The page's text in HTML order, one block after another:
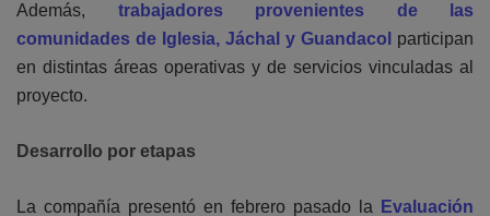
Además, trabajadores provenientes de las
comunidades de Iglesia, Jáchal y Guandacol
participan
en distintas áreas operativas y de servicios vinculadas al
proyecto.
Desarrollo por etapas
La compañía presentó en febrero pasado la
Evaluación